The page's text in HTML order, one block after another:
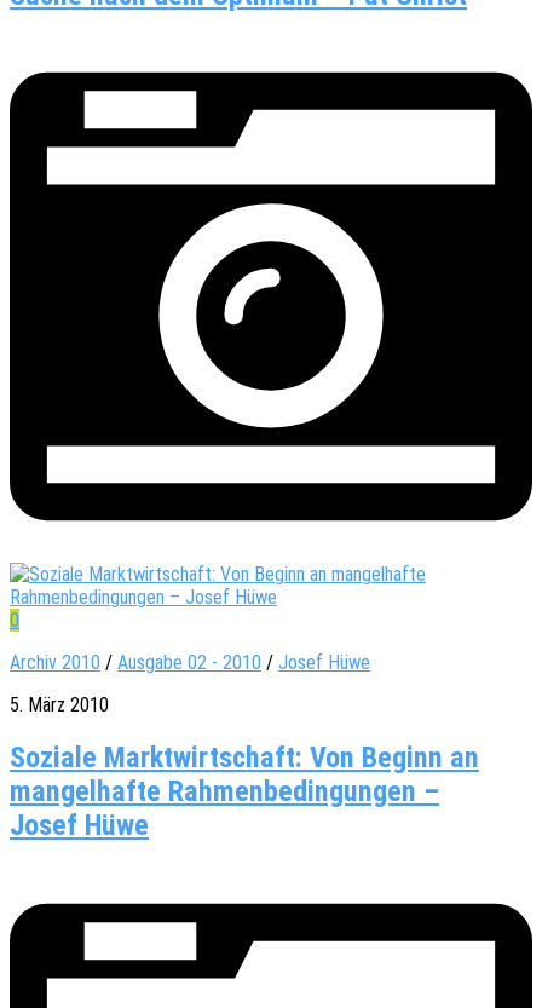
0
Archiv 2010 / Ausgabe 02 - 2010 / Josef Hüwe
5. März 2010
Soziale Marktwirtschaft: Von Beginn an
mangelhafte Rahmenbedingungen –
Josef Hüwe